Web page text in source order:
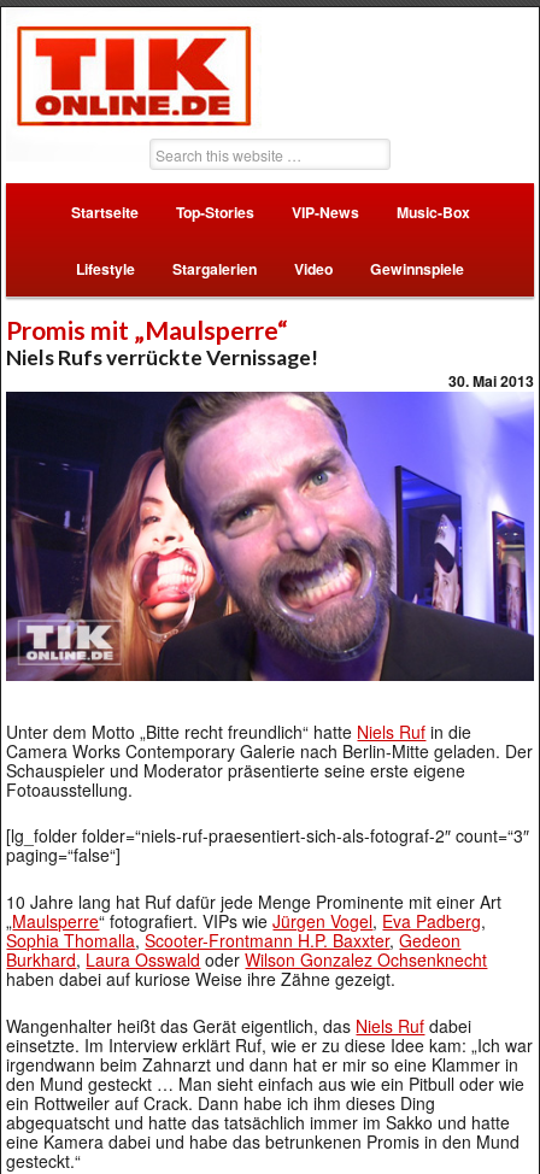
Startseite Top-Stories VIP-News Music-Box
Lifestyle Stargalerien Video Gewinnspiele
Promis mit „Maulsperre“
Niels Rufs verrückte Vernissage!
30. Mai 2013
Unter dem Motto „Bitte recht freundlich“ hatte Niels Ruf in die
Camera Works Contemporary Galerie nach Berlin-Mitte geladen. Der
Schauspieler und Moderator präsentierte seine erste eigene
Fotoausstellung.
[lg_folder folder=“niels-ruf-praesentiert-sich-als-fotograf-2″ count=“3″
paging=“false“]
10 Jahre lang hat Ruf dafür jede Menge Prominente mit einer Art
„Maulsperre“ fotografiert. VIPs wieJürgen Vogel, Eva Padberg,
Sophia Thomalla,Scooter-Frontmann H.P. Baxxter,Gedeon
Burkhard, Laura Osswald oderWilson Gonzalez Ochsenknecht
haben dabei auf kuriose Weise ihre Zähne gezeigt.
Wangenhalter heißt das Gerät eigentlich, das Niels Ruf dabei
einsetzte. Im Interview erklärt Ruf, wie er zu diese Idee kam: „Ich war
irgendwann beim Zahnarzt und dann hat er mir so eine Klammer in
den Mund gesteckt … Man sieht einfach aus wie ein Pitbull oder wie
ein Rottweiler auf Crack. Dann habe ich ihm dieses Ding
abgequatscht und hatte das tatsächlich immer im Sakko und hatte
eine Kamera dabei und habe das betrunkenen Promis in den Mund
gesteckt.“